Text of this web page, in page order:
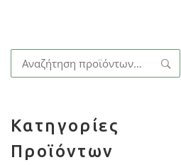
Αναζήτηση
για:
Κατηγορίες
Προϊόντων